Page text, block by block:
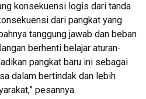
konsekuensi logis dari tanda
dari pangkat yang
tanggung jawab dan beban
berhenti belajar aturan-
pangkat baru ini sebagai
dalam bertindak dan lebih
pesannya.